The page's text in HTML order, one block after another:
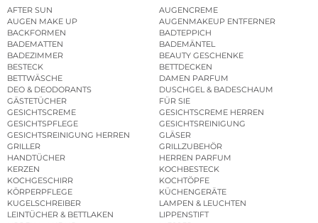
AFTER SUN
AUGENCREME
AUGEN MAKE UP
AUGENMAKEUP ENTFERNER
BACKFORMEN
BADTEPPICH
BADEMATTEN
BADEMÄNTEL
BADEZIMMER
BEAUTY GESCHENKE
BESTECK
BETTDECKEN
BETTWÄSCHE
DAMEN PARFUM
DEO & DEODORANTS
DUSCHGEL & BADESCHAUM
GÄSTETÜCHER
FÜR SIE
GESICHTSCREME
GESICHTSCREME HERREN
GESICHTSPFLEGE
GESICHTSREINIGUNG
GESICHTSREINIGUNG HERREN
GLÄSER
GRILLER
GRILLZUBEHÖR
HANDTÜCHER
HERREN PARFUM
KERZEN
KOCHBESTECK
KOCHGESCHIRR
KOCHTÖPFE
KÖRPERPFLEGE
KÜCHENGERÄTE
KUGELSCHREIBER
LAMPEN & LEUCHTEN
LEINTÜCHER & BETTLAKEN
LIPPENSTIFT